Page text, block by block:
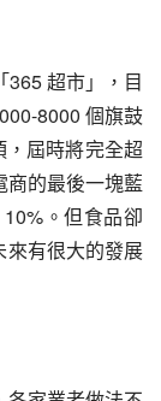
超市」，目
8000 個旗鼓
屆時將完全超
的最後一塊藍
。但食品卻
來有很大的發展